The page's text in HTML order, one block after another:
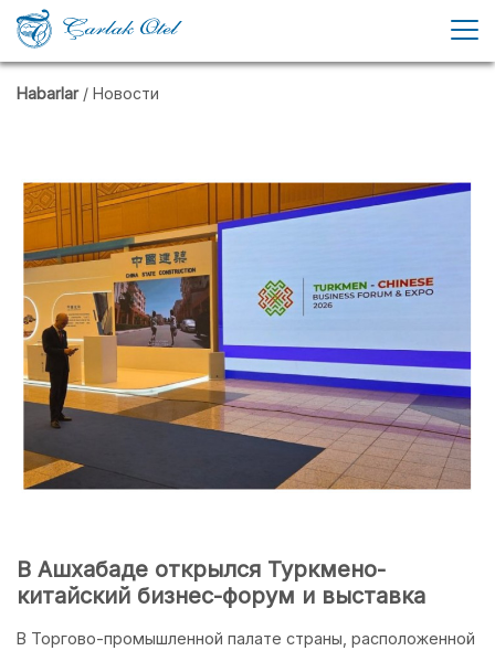
Habarlar / Новости
В Ашхабаде открылся Туркмено-
китайский бизнес-форум и выставка
В Торгово-промышленной палате страны, расположенной